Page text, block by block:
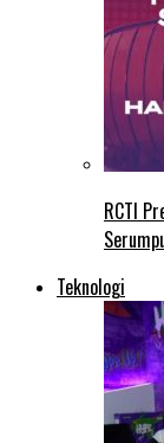
RCTI
Teknologi